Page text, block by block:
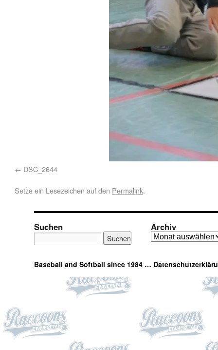
DSC_2644
Setze ein Lesezeichen auf den Permalink.
Suchen Archiv
Baseball and Softball since 1984 …